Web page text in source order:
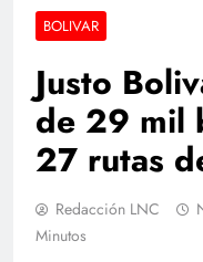
BOLIVAR
Justo
de 29 mil
27 rutas
Redacción LNC
Minutos